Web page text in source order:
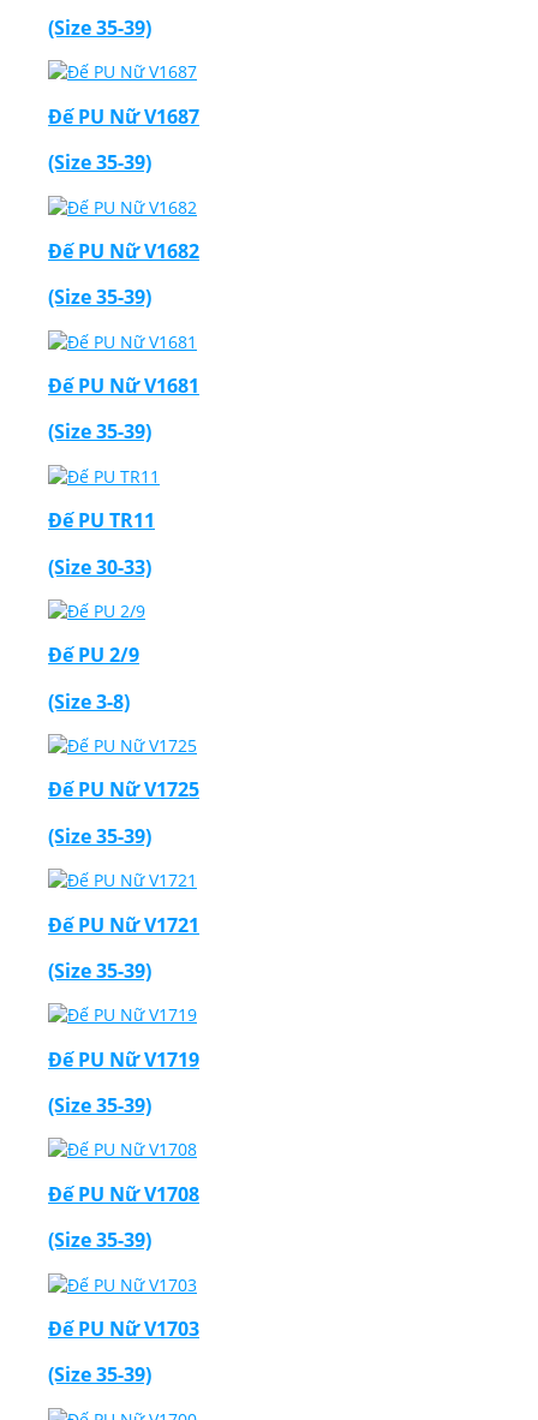
(Size 35-39)
Đế PU Nữ V1687
(Size 35-39)
Đế PU Nữ V1682
(Size 35-39)
Đế PU Nữ V1681
(Size 35-39)
Đế PU TR11
(Size 30-33)
Đế PU 2/9
(Size 3-8)
Đế PU Nữ V1725
(Size 35-39)
Đế PU Nữ V1721
(Size 35-39)
Đế PU Nữ V1719
(Size 35-39)
Đế PU Nữ V1708
(Size 35-39)
Đế PU Nữ V1703
(Size 35-39)